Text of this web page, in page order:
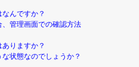
んですか？
管理画面での確認方法
りますか？
状態なのでしょうか？